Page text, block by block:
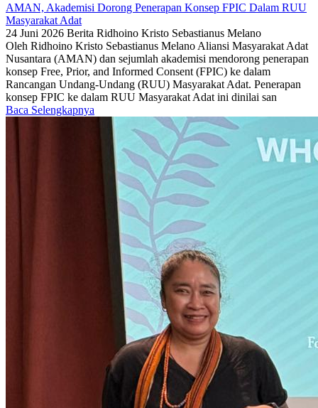
AMAN, Akademisi Dorong Penerapan Konsep FPIC Dalam RUU
Masyarakat Adat
24 Juni 2026 Berita Ridhoino Kristo Sebastianus Melano
Oleh Ridhoino Kristo Sebastianus Melano Aliansi Masyarakat Adat
Nusantara (AMAN) dan sejumlah akademisi mendorong penerapan
konsep Free, Prior, and Informed Consent (FPIC) ke dalam
Rancangan Undang-Undang (RUU) Masyarakat Adat. Penerapan
konsep FPIC ke dalam RUU Masyarakat Adat ini dinilai san
Baca Selengkapnya